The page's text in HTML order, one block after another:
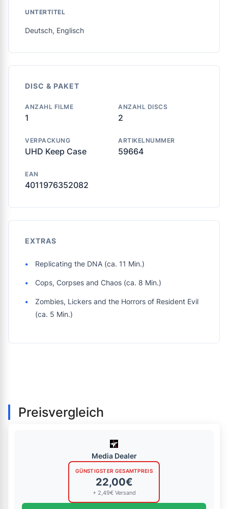
UNTERTITEL
Deutsch, Englisch
DISC & PAKET
ANZAHL FILME
1
ANZAHL DISCS
2
VERPACKUNG
UHD Keep Case
ARTIKELNUMMER
59664
EAN
4011976352082
EXTRAS
Replicating the DNA (ca. 11 Min.)
Cops, Corpses and Chaos (ca. 8 Min.)
Zombies, Lickers and the Horrors of Resident Evil
(ca. 5 Min.)
Preisvergleich
Media Dealer
GÜNSTIGSTER GESAMTPREIS
22,00€
+ 2,49€ Versand